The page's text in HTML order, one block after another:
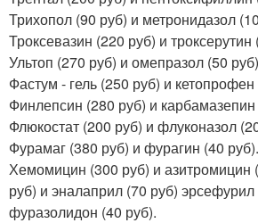
Трихопол (90 руб) и метронидазол
Троксевазин (220 руб) и троксерутин
Ультоп (270 руб) и омепразол (50
Фастум - гель (250 руб) и кетопрофен
Финлепсин (280 руб) и карбамазепин
Флюкостат (200 руб) и флуконазол
Фурамаг (380 руб) и фурагин (40 руб).
Хемомицин (300 руб) и азитромицин
руб) и эналаприл (70 руб)
фуразолидон (40 руб).